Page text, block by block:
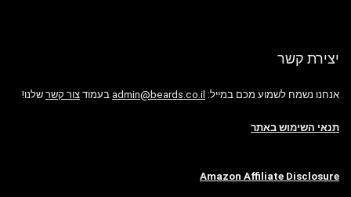
יצירת קשר
אנחנו נשמח לשמוע מכם במייל: admin@beards.co.il בעמוד צור קשר שלנו!
תנאי השימוש באתר
Amazon Affiliate Disclosure